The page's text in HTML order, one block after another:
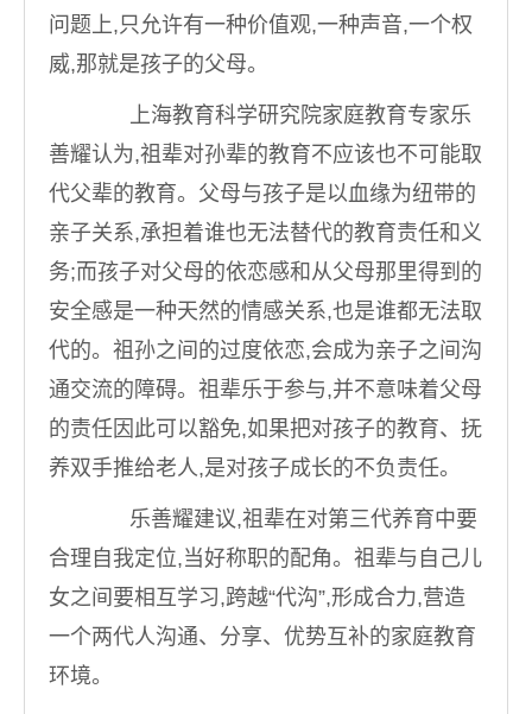
问题上,只允许有一种价值观,一种声音,一个权
威,那就是孩子的父母。
上海教育科学研究院家庭教育专家乐
善耀认为,祖辈对孙辈的教育不应该也不可能取
代父辈的教育。父母与孩子是以血缘为纽带的
亲子关系,承担着谁也无法替代的教育责任和义
务;而孩子对父母的依恋感和从父母那里得到的
安全感是一种天然的情感关系,也是谁都无法取
代的。祖孙之间的过度依恋,会成为亲子之间沟
通交流的障碍。祖辈乐于参与,并不意味着父母
的责任因此可以豁免,如果把对孩子的教育、抚
养双手推给老人,是对孩子成长的不负责任。
乐善耀建议,祖辈在对第三代养育中要
合理自我定位,当好称职的配角。祖辈与自己儿
女之间要相互学习,跨越“代沟”,形成合力,营造
一个两代人沟通、分享、优势互补的家庭教育
环境。